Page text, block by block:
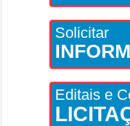
Solicitar
Editais e